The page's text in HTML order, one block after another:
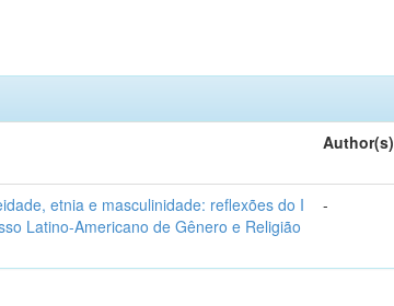
Author(s)
etnia e masculinidade: reflexões do I
Latino-Americano de Gênero e Religião
-